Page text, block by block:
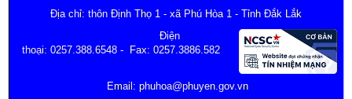
Địa chỉ: thôn Định Thọ 1 - xã Phú Hòa 1 - Tỉnh Đắk Lắk
Điện
thoại: 0257.388.6548- Fax: 0257.3886.582
Email: phuhoa@phuyen.gov.vn